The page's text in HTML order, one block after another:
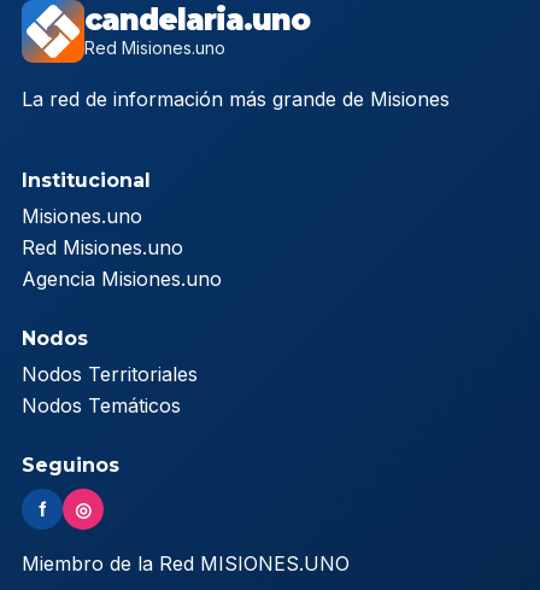
candelaria.uno
Red Misiones.uno
La red de información más grande de Misiones
Institucional
Misiones.uno
Red Misiones.uno
Agencia Misiones.uno
Nodos
Nodos Territoriales
Nodos Temáticos
Seguinos
f ◎
Miembro de la Red MISIONES.UNO